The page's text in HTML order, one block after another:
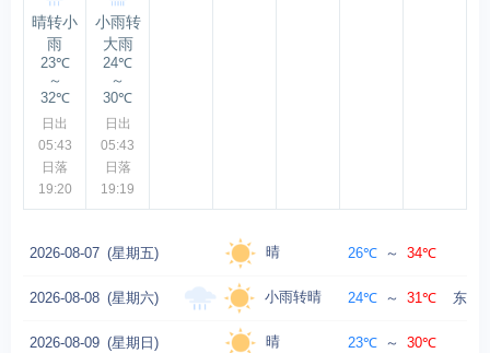
晴转小
雨
23℃
～
32℃
日出
05:43
日落
19:20
小雨转
大雨
24℃
～
30℃
日出
05:43
日落
19:19
2026-08-07 (星期五) 晴 26℃ ～ 34℃
2026-08-08 (星期六) 小雨转晴 24℃ ～ 31℃ 东北
2026-08-09 (星期日) 晴 23℃ ～ 30℃